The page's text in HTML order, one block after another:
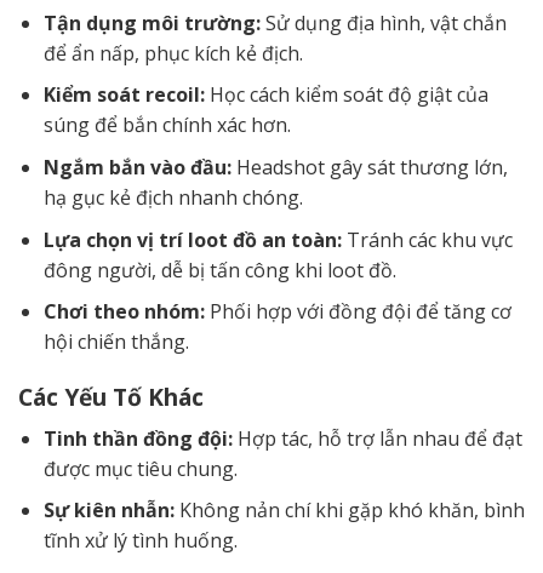
Tận dụng môi trường:Sử dụng địa hình, vật chắn
để ẩn nấp, phục kích kẻ địch.
Kiểm soát recoil:Học cách kiểm soát độ giật của
súng để bắn chính xác hơn.
Ngắm bắn vào đầu:Headshot gây sát thương lớn,
hạ gục kẻ địch nhanh chóng.
Lựa chọn vị trí loot đồ an toàn:Tránh các khu vực
đông người, dễ bị tấn công khi loot đồ.
Chơi theo nhóm:Phối hợp với đồng đội để tăng cơ
hội chiến thắng.
Các Yếu Tố Khác
Tinh thần đồng đội:Hợp tác, hỗ trợ lẫn nhau để đạt
được mục tiêu chung.
Sự kiên nhẫn:Không nản chí khi gặp khó khăn, bình
tĩnh xử lý tình huống.